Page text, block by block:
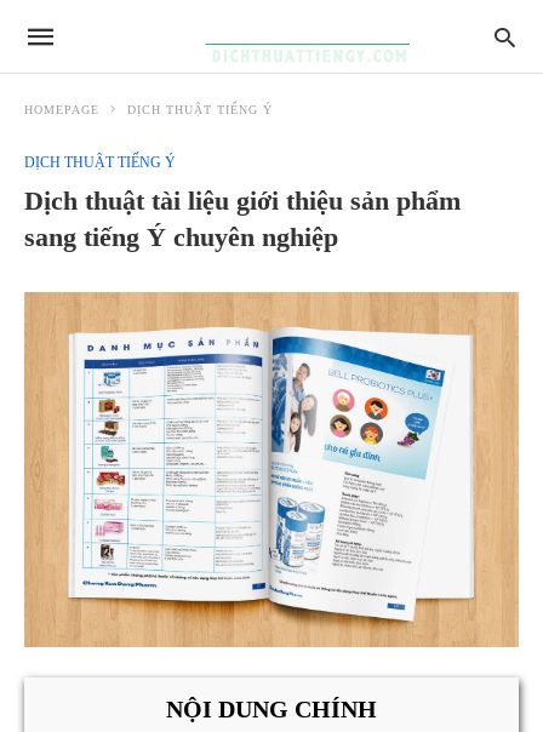
HOMEPAGE DỊCH THUẬT TIẾNG Ý
DỊCH THUẬT TIẾNG Ý
Dịch thuật tài liệu giới thiệu sản phẩm
sang tiếng Ý chuyên nghiệp
NỘI DUNG CHÍNH